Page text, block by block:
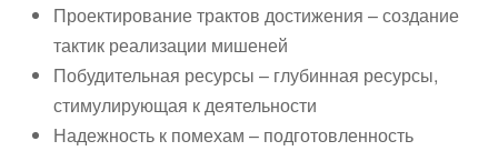
Проектирование трактов достижения – создание
тактик реализации мишеней
Побудительная ресурсы – глубинная ресурсы,
стимулирующая к деятельности
Надежность к помехам – подготовленность